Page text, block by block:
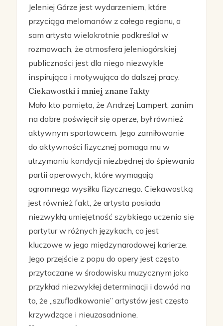
Jeleniej Górze jest wydarzeniem, które
przyciąga melomanów z całego regionu, a
sam artysta wielokrotnie podkreślał w
rozmowach, że atmosfera jeleniogórskiej
publiczności jest dla niego niezwykle
inspirująca i motywująca do dalszej pracy.
Ciekawostki i mniej znane fakty
Mało kto pamięta, że Andrzej Lampert, zanim
na dobre poświęcił się operze, był również
aktywnym sportowcem. Jego zamiłowanie
do aktywności fizycznej pomaga mu w
utrzymaniu kondycji niezbędnej do śpiewania
partii operowych, które wymagają
ogromnego wysiłku fizycznego. Ciekawostką
jest również fakt, że artysta posiada
niezwykłą umiejętność szybkiego uczenia się
partytur w różnych językach, co jest
kluczowe w jego międzynarodowej karierze.
Jego przejście z popu do opery jest często
przytaczane w środowisku muzycznym jako
przykład niezwykłej determinacji i dowód na
to, że „szufladkowanie” artystów jest często
krzywdzące i nieuzasadnione.